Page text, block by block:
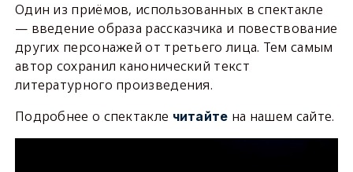
Один из приёмов, использованных в спектакле
— введение образа рассказчика и повествование
других персонажей от третьего лица. Тем самым
автор сохранил канонический текст
литературного произведения.
Подробнее о спектакле читайте на нашем сайте.